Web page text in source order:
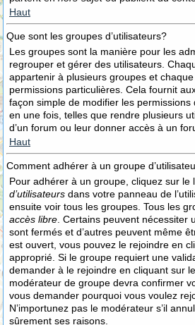
Haut
Que sont les groupes d’utilisateurs?
Les groupes sont la manière pour les
regrouper et gérer des utilisateurs.
appartenir à plusieurs groupes et
permissions particulières. Cela fournit
façon simple de modifier les permissions
en une fois, telles que rendre plusieurs
d’un forum ou leur donner accès à un
Haut
Comment adhérer à un groupe
Pour adhérer à un groupe, cliquez sur le
d’utilisateurs dans votre panneau de
ensuite voir tous les groupes. Tous les
accès libre . Certains peuvent nécessiter
sont fermés et d’autres peuvent même
est ouvert, vous pouvez le rejoindre en
approprié. Si le groupe requiert une
demander à le rejoindre en cliquant sur
modérateur de groupe devra confirmer
vous demander pourquoi vous voulez
N’importunez pas le modérateur s’il
sûrement ses raisons.